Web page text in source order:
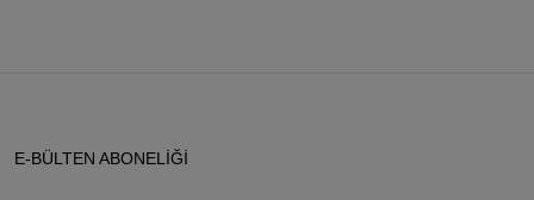
E-BÜLTEN ABONELİĞİ